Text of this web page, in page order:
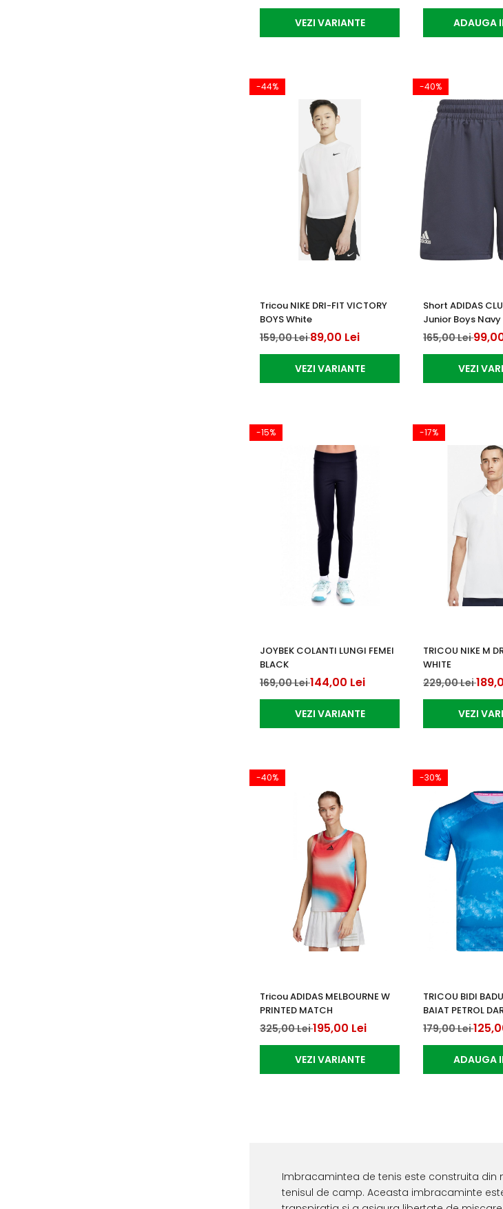
VEZI VARIANTE ADAUGA
-44%
Tricou NIKE DRI-FIT VICTORY
BOYS White
159,00 Lei89,00 Lei
VEZI VARIANTE
-40%
Short ADIDAS
Junior Boys Navy
165,00 Lei
VEZI
-15%
JOYBEK COLANTI LUNGI FEMEI
BLACK
169,00 Lei144,00 Lei
VEZI VARIANTE
-17%
TRICOU NIKE M
WHITE
229,00 Lei
VEZI
-40%
Tricou ADIDAS MELBOURNE W
PRINTED MATCH
325,00 Lei195,00 Lei
VEZI VARIANTE
-30%
TRICOU BIDI
BAIAT PETROL
179,00 Lei
ADAUGA
Imbracamintea de tenis este construita
tenisul de camp. Aceasta imbracaminte